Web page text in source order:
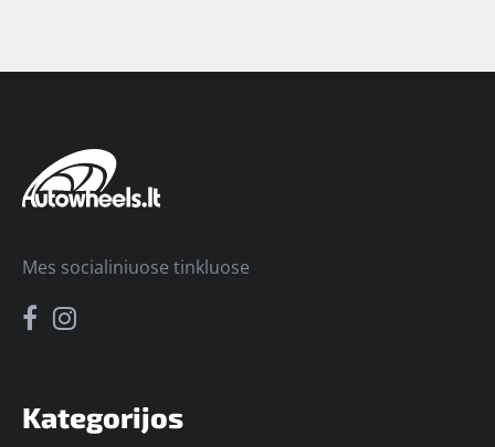
Kategorijos
Mes socialiniuose tinkluose